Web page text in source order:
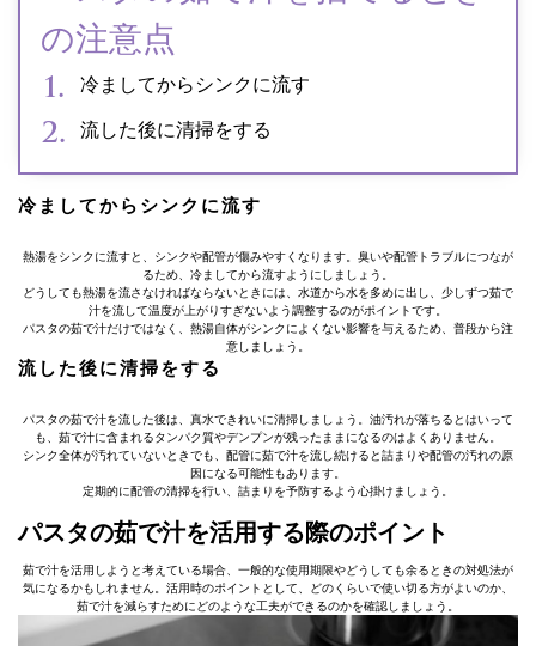
の注意点
冷ましてからシンクに流す
流した後に清掃をする
冷ましてからシンクに流す
熱湯をシンクに流すと、シンクや配管が傷みやすくなります。臭いや配管トラブルにつなが
るため、冷ましてから流すようにしましょう。
どうしても熱湯を流さなければならないときには、水道から水を多めに出し、少しずつ茹で
汁を流して温度が上がりすぎないよう調整するのがポイントです。
パスタの茹で汁だけではなく、熱湯自体がシンクによくない影響を与えるため、普段から注
意しましょう。
流した後に清掃をする
パスタの茹で汁を流した後は、真水できれいに清掃しましょう。油汚れが落ちるとはいって
も、茹で汁に含まれるタンパク質やデンプンが残ったままになるのはよくありません。
シンク全体が汚れていないときでも、配管に茹で汁を流し続けると詰まりや配管の汚れの原
因になる可能性もあります。
定期的に配管の清掃を行い、詰まりを予防するよう心掛けましょう。
パスタの茹で汁を活用する際のポイント
茹で汁を活用しようと考えている場合、一般的な使用期限やどうしても余るときの対処法が
気になるかもしれません。活用時のポイントとして、どのくらいで使い切る方がよいのか、
茹で汁を減らすためにどのような工夫ができるのかを確認しましょう。